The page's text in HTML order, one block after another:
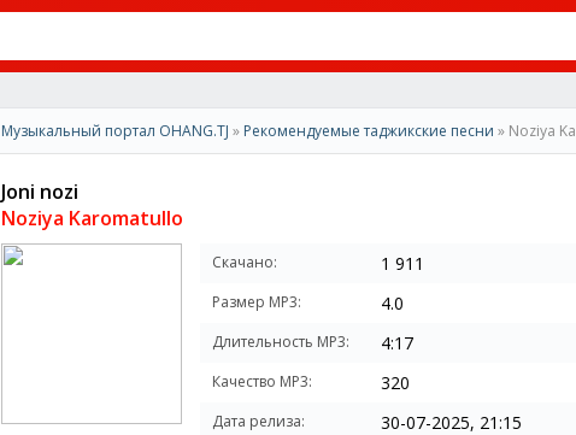
Музыкальный портал OHANG.TJ » Рекомендуемые таджикские песни » Noziya
Joni nozi
Noziya Karomatullo
Скачано: 1 911
Размер MP3: 4.0
Длительность MP3: 4:17
Качество MP3: 320
Дата релиза: 30-07-2025, 21:15